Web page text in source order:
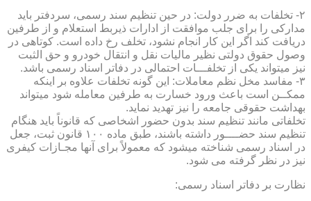
۲- تخلفات به ضرر دولت: در حین تنظیم سند رسمی، سردفتر باید
مدارکی را برای جلب موافقت از ادارات ذیربط استعلام و از طرفین
دریافت کند اگر این کار انجام نشود، تخلف رخ داده است. کوتاهی در
وصول حقوق دولتی نظیر مالیات نقل و انتقال خودرو و حق الثبت
نیز میتواند یکی از تخلفـــات احتمالی در دفاتر اسناد رسمی باشد.
۳- مفاسد مخل نظم معاملات: این گونه تخلفات علاوه بر اینکه
ممکــن است باعث ورود خسارت به طرفین معامله شود میتواند
بهداشت حقوقی جامعه را نیز تهدید نماید.
تخلفاتی مانند تنظیم سند بدون حضور اشخاصی که قانوناً باید هنگام
تنظیم سند حضــــور داشته باشند، طبق ماده ۱۰۰ قانون ثبت، جعل
در اسناد رسمی شناخته میشود که معمولاً برای آنها مجـازات کیفری
نیز در نظر گرفته می شود.
نظارت بر دفاتر اسناد رسمی: